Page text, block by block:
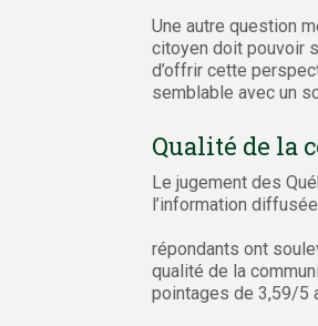
Une autre question
citoyen doit pouvoir
d’offrir cette
semblable avec un
Qualité de la
Le jugement des
l’information
répondants ont
qualité de la
pointages de 3,59/5